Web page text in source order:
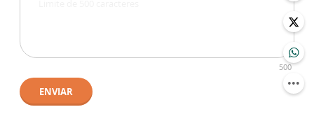
500
ENVIAR